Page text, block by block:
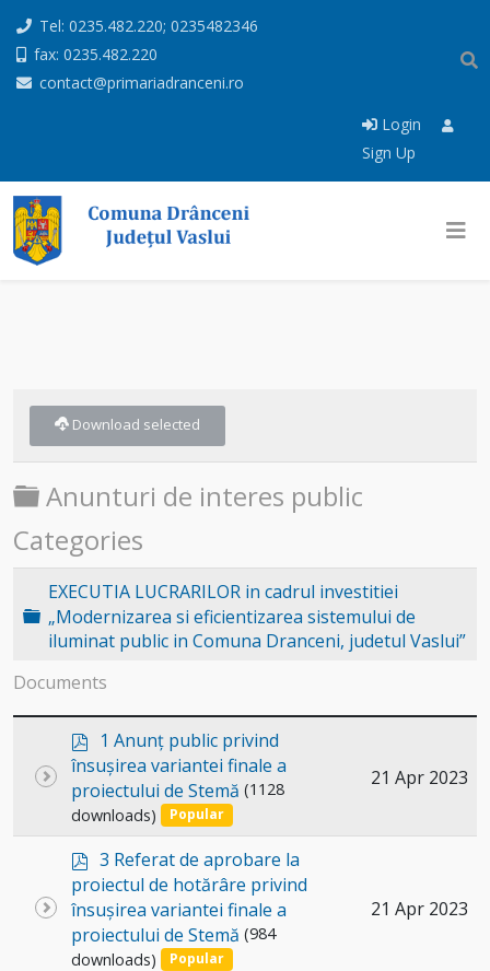
Tel: 0235.482.220; 0235482346
fax: 0235.482.220
contact@primariadranceni.ro
Login
Sign Up
Download selected
Folder
Anunturi de interes public
Categories
Folder
EXECUTIA LUCRARILOR in cadrul investitiei
„Modernizarea si eficientizarea sistemului de
iluminat public in Comuna Dranceni, judetul Vaslui”
Documents
Select
item
p
d
f
1 Anunț public privind
însușirea variantei finale a
proiectului de Stemă (1128
downloads)
Popular
21 Apr 2023
Select
p
d
f
3 Referat de aprobare la
proiectul de hotărâre privind
însușirea variantei finale a
proiectului de Stemă (984
downloads)
Popular
21 Apr 2023